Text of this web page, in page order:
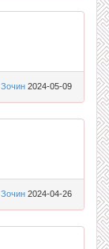
Зочин 2024-05-09
Зочин 2024-04-26